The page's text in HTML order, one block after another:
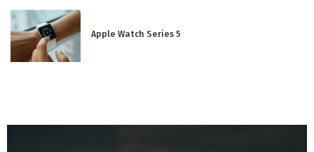
Apple Watch Series 5